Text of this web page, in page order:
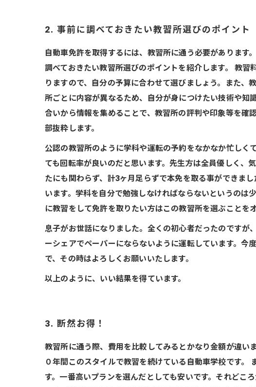
2. 事前に調べておきたい教習所選びのポイント
自動車免許を取得するには、教習所に通う必要があります
調べておきたい教習所選びのポイントを紹介します。 教
りますので、自分の予算に合わせて選びましょう。また、
所ごとに内容が異なるため、自分が身につけたい技術や知
合いから情報を集めることで、教習所の評判や印象等を
部抜粋します。
公認の教習所のように学科や運転の予約をなかなか忙しく
ても回転率が良いのだと思います。先生方は全員優しく、
たにも関わらず、計3ヶ月足らずで本免を取る事ができま
います。学科を自分で勉強しなければならないというのは
に教習をして免許を取りたい方はこの教習所を選ぶことを
息子がお世話になりました。全くの初心者だったのですが
ーシェアでペーパーにならないように運転しています。今
で、その時はよろしくお願いいたします。
以上のように、いい結果を得ています。
3. 断然お得！
教習所に通う際、費用を比較してみるとかなり金額が違い
０年間このスタイルで教習を続けている自動車学校です
す。一番高いプランを選んだとしても安いです。それどこ